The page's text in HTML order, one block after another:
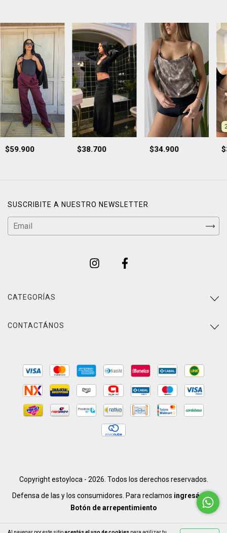
$59.900 $38.700 $34.900
SUSCRIBITE A NUESTRO NEWSLETTER
CATEGORÍAS
CONTACTÁNOS
Copyright estoyloca - 2026. Todos los derechos reservados.
Defensa de las y los consumidores. Para reclamos ingresá acá.
Botón de arrepentimiento